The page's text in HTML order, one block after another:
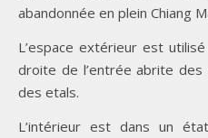
abandonnée en plein Chiang
L’espace extérieur est
droite de l’entrée abrite des
des etals.
L’intérieur est dans un